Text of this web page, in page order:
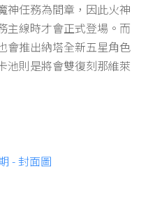
神任務為間章，因此火神
主線時才會正式登場。而
會推出納塔全新五星角色
池則是將會雙復刻那維萊